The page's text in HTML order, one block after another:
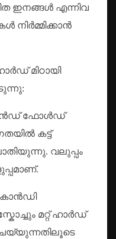
ഇനങ്ങൾ എന്നിവ
നിർമ്മിക്കാൻ
മിഠായി
ആൻഡ് ഫോൾഡ്
കട്ട്
വലുപ്പം
കാൻഡി
മറ്റ് ഹാർഡ്